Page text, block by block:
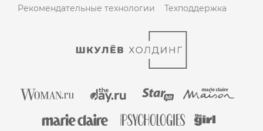
Рекомендательные технологии
Техподдержка